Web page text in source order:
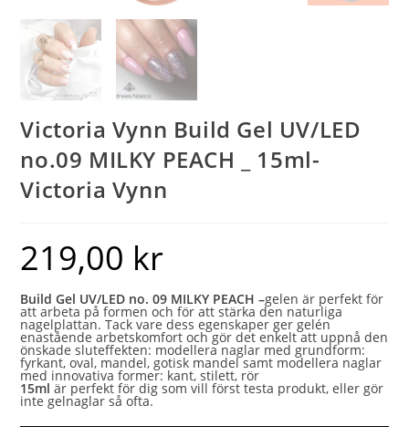
Victoria Vynn Build Gel UV/LED
no.09 MILKY PEACH _ 15ml-
Victoria Vynn
219,00 kr
Build Gel UV/LED no. 09 MILKY PEACH –gelen är perfekt för
att arbeta på formen och för att stärka den naturliga
nagelplattan. Tack vare dess egenskaper ger gelén
enastående arbetskomfort och gör det enkelt att uppnå den
önskade sluteffekten: modellera naglar med grundform:
fyrkant, oval, mandel, gotisk mandel samt modellera naglar
med innovativa former: kant, stilett, rör
15ml är perfekt för dig som vill först testa produkt, eller gör
inte gelnaglar så ofta.